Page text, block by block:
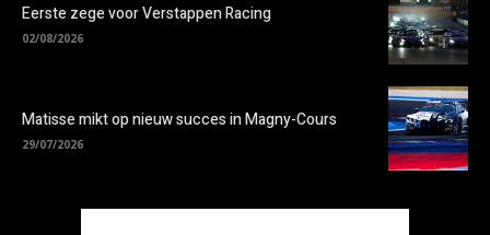
Eerste zege voor Verstappen Racing
02/08/2026
Matisse mikt op nieuw succes in Magny-Cours
29/07/2026